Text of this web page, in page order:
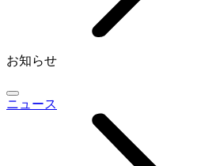
お知らせ
ニュース